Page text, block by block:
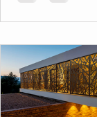
do...